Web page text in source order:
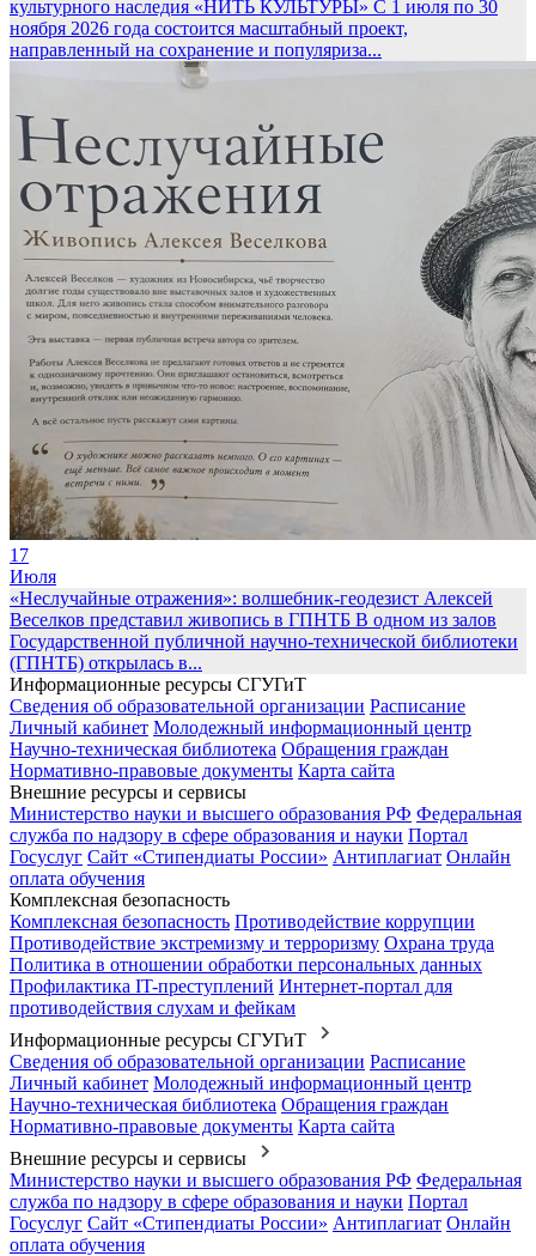
культурного наследия «НИТЬ КУЛЬТУРЫ» С 1 июля по 30
ноября 2026 года состоится масштабный проект,
направленный на сохранение и популяриза...
17
Июля
«Неслучайные отражения»: волшебник-геодезист Алексей
Веселков представил живопись в ГПНТБ В одном из залов
Государственной публичной научно-технической библиотеки
(ГПНТБ) открылась в...
Информационные ресурсы СГУГиТ
Сведения об образовательной организации Расписание
Личный кабинет Молодежный информационный центр
Научно-техническая библиотека Обращения граждан
Нормативно-правовые документы Карта сайта
Внешние ресурсы и сервисы
Министерство науки и высшего образования РФ Федеральная
служба по надзору в сфере образования и науки Портал
Госуслуг Сайт «Стипендиаты России» Антиплагиат Онлайн
оплата обучения
Комплексная безопасность
Комплексная безопасность Противодействие коррупции
Противодействие экстремизму и терроризму Охрана труда
Политика в отношении обработки персональных данных
Профилактика IT-преступлений Интернет-портал для
противодействия слухам и фейкам
Информационные ресурсы СГУГиТ
Сведения об образовательной организации Расписание
Личный кабинет Молодежный информационный центр
Научно-техническая библиотека Обращения граждан
Нормативно-правовые документы Карта сайта
Внешние ресурсы и сервисы
Министерство науки и высшего образования РФ Федеральная
служба по надзору в сфере образования и науки Портал
Госуслуг Сайт «Стипендиаты России» Антиплагиат Онлайн
оплата обучения